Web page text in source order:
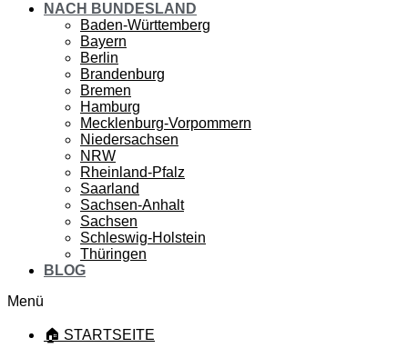
NACH BUNDESLAND
Baden-Württemberg
Bayern
Berlin
Brandenburg
Bremen
Hamburg
Mecklenburg-Vorpommern
Niedersachsen
NRW
Rheinland-Pfalz
Saarland
Sachsen-Anhalt
Sachsen
Schleswig-Holstein
Thüringen
BLOG
Menü
🏠 STARTSEITE